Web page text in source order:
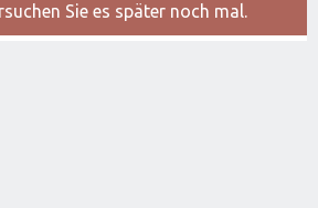
Sie es später noch mal.